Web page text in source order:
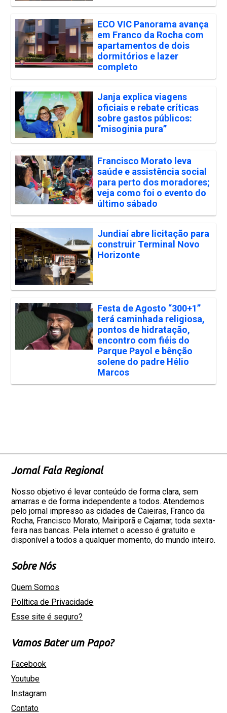
ECO VIC Panorama avança
em Franco da Rocha com
apartamentos de dois
dormitórios e lazer
completo
Janja explica viagens
oficiais e rebate críticas
sobre gastos públicos:
“misoginia pura”
Francisco Morato leva
saúde e assistência social
para perto dos moradores;
veja como foi o evento do
último sábado
Jundiaí abre licitação para
construir Terminal Novo
Horizonte
Festa de Agosto “300+1”
terá caminhada religiosa,
pontos de hidratação,
encontro com fiéis do
Parque Payol e bênção
solene do padre Hélio
Marcos
Jornal Fala Regional
Nosso objetivo é levar conteúdo de forma clara, sem
amarras e de forma independente a todos. Atendemos
pelo jornal impresso as cidades de Caieiras, Franco da
Rocha, Francisco Morato, Mairiporã e Cajamar, toda sexta-
feira nas bancas. Pela internet o acesso é gratuito e
disponível a todos a qualquer momento, do mundo inteiro.
Sobre Nós
Quem Somos
Política de Privacidade
Esse site é seguro?
Vamos Bater um Papo?
Facebook
Youtube
Instagram
Contato